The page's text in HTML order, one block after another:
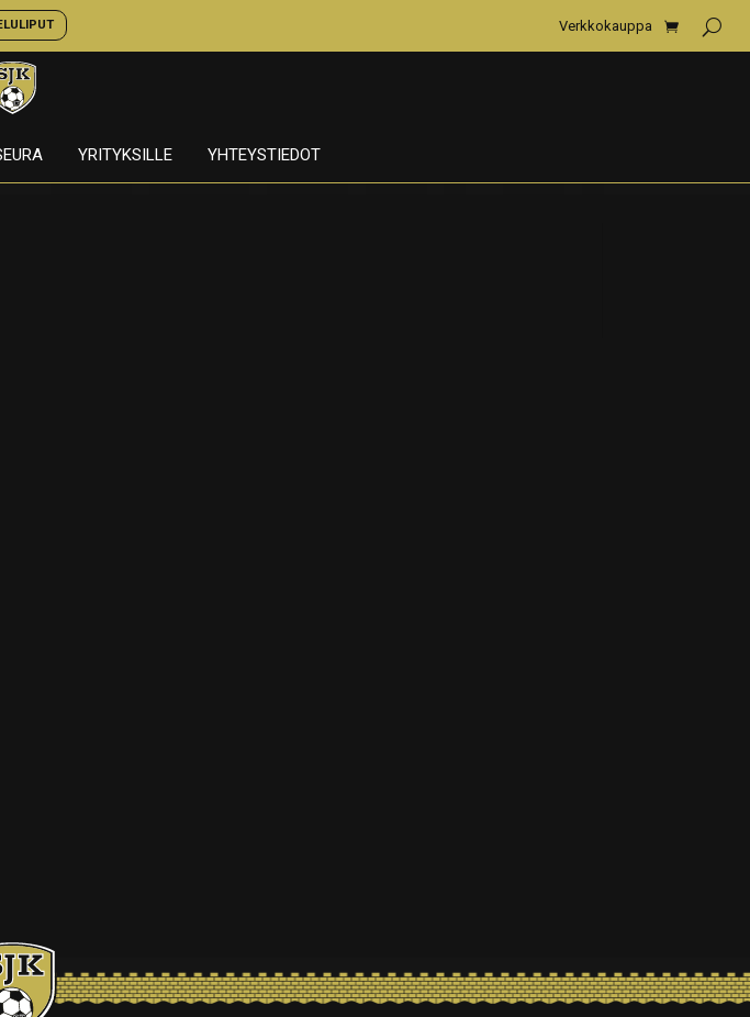
Verkkokauppa
YRITYKSILLE YHTEYSTIEDOT